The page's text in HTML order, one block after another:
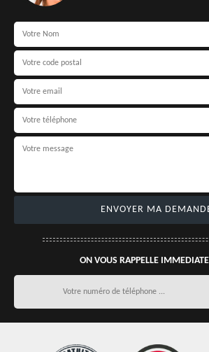
ON VOUS RAPPELLE